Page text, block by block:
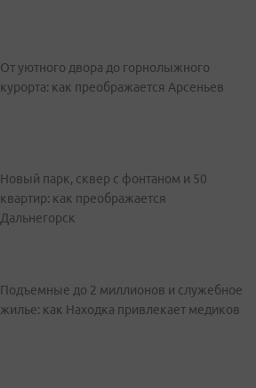
От уютного двора до горнолыжного
курорта: как преображается Арсеньев
Новый парк, сквер с фонтаном и 50
квартир: как преображается
Дальнегорск
Подъемные до 2 миллионов и служебное
жилье: как Находка привлекает медиков